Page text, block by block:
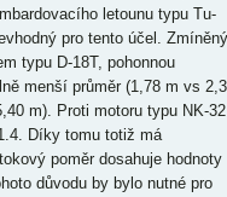
letounu typu Tu-
pro tento účel. Zmíněný
typu D-18T, pohonnou
menší průměr (1,78 m vs
m). Proti motoru typu NK-32
Díky tomu totiž má
poměr dosahuje hodnoty
důvodu by bylo nutné pro